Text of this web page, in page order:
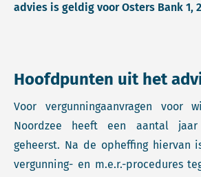
advies is geldig voor Osters Bank 1,
Hoofdpunten uit het
Voor vergunningaanvragen voor
Noordzee heeft een aantal
geheerst. Na de opheffing hiervan
vergunning- en m.e.r.-procedures